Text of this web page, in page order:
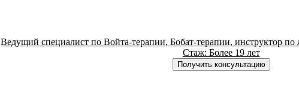
Ведущий специалист по Войта-терапии, Бобат-терапии, инструктор по
Стаж: Более 19 лет
Получить консультацию